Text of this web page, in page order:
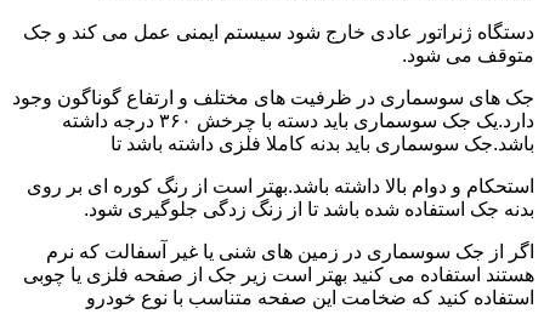
دستگاه ژنراتور عادی خارج شود سیستم ایمنی عمل می کند و جک
متوقف می شود.
جک های سوسماری در ظرفیت های مختلف و ارتفاع گوناگون وجود
دارد.یک جک سوسماری باید دسته با چرخش ۳۶۰ درجه داشته
باشد.جک سوسماری باید بدنه کاملا فلزی داشته باشد تا
استحکام و دوام بالا داشته باشد.بهتر است از رنگ کوره ای بر روی
بدنه جک استفاده شده باشد تا از زنگ زدگی جلوگیری شود.
اگر از جک سوسماری در زمین های شنی یا غیر آسفالت که نرم
هستند استفاده می کنید بهتر است زیر جک از صفحه فلزی یا چوبی
استفاده کنید که ضخامت این صفحه متناسب با نوع خودرو